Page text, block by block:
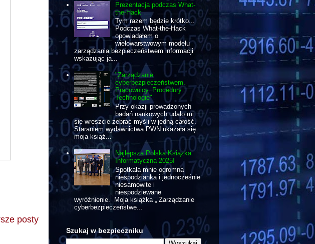
posty
Prezentacja podczas What-
the-Hack
Tym razem będzie krótko...
Podczas What-the-Hack
opowiadałem o
wielowarstwowym modelu
zarządzania bezpieczeństwem informacji
wskazując ja...
"Zarządzanie
cyberbezpieczeństwem.
Pracownicy. Procedury.
Technologie"
Przy okazji prowadzonych
badań naukowych udało mi
się wreszcie zebrać myśli w jedną całość.
Staraniem wydawnictwa PWN ukazała się
moja książ...
Najlepsza Polska Książka
Informatyczna 2025!
Spotkała mnie ogromna
niespodzianka i jednocześnie
niesamowite i
niespodziewane
wyróżnienie. Moja książka „ Zarządzanie
cyberbezpieczeństwe...
Szukaj w bezpieczniku